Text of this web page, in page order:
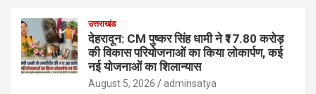
उत्तराखंड
देहरादून: CM पुष्कर सिंह धामी ने ₹17.80 करोड़
की विकास परियोजनाओं का किया लोकार्पण, कई
नई योजनाओं का शिलान्यास
August 5, 2026 adminsatya